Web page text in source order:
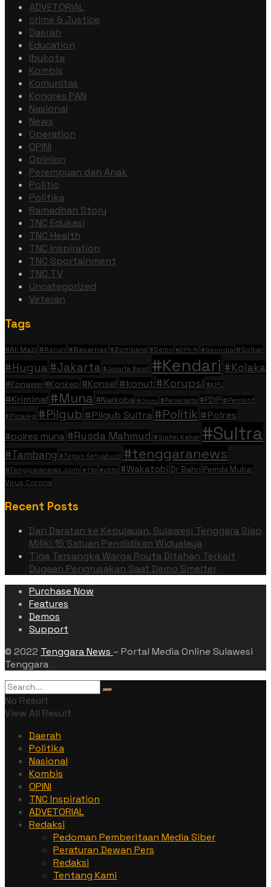
ADVETORIAL
crime & Justice
Daerah
Education
Ibukota
Kombis
Komunitas
Kongres PAN
Nasional
News
Operation
OPINI
Opinion
Perempuan dan Anak
Politic
Politika
Ramadhan Story
TNC Edukasi
TNC Health
TNC Inspiration
TNC Sportainment
TNC TV
Uncategorized
Veteran
Tags
#Ali Mazi #Asrun #Basarnas #Bombana #Demo #DPR RI #Gerindra #Golkar
#Hugua #Jakarta #Jakarta Barat #Kendari #Kolaka
#Konawe #Konkep #Konsel #konut #Korupsi #KPU
#Kriminal #Muna #Narkoba #Opini #Pariwisata #PDIP #Pemkot
#Pilcaleg #Pilgub #Pilgub Sultra #Politik #Polres
#polres muna #Rusda Mahmud #Sjafei Kahar #Sultra
#Tambang #Teguh Setyabudi #tenggaranews
#Tenggaranews.com #TNI #VDNI #Wakatobi Dr Bahri Pemda Mubar
Virus Corona
Recent Posts
Dari Daratan ke Kepulauan, Sulawesi Tenggara Siap
Miliki 15 Satuan Pendidikan Widyalaya
Tiga Tersangka Warga Routa Ditahan Terkait
Dugaan Pengrusakan Saat Demo Smelter
Purchase Now
Features
Demos
Support
© 2022 Tenggara News – Portal Media Online Sulawesi
Tenggara
No Result
View All Result
Daerah
Politika
Nasional
Kombis
OPINI
TNC Inspiration
ADVETORIAL
Redaksi
Pedoman Pemberitaan Media Siber
Peraturan Dewan Pers
Redaksi
Tentang Kami